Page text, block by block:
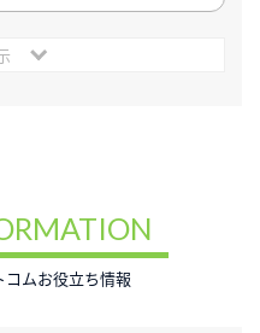
ムお役立ち情報